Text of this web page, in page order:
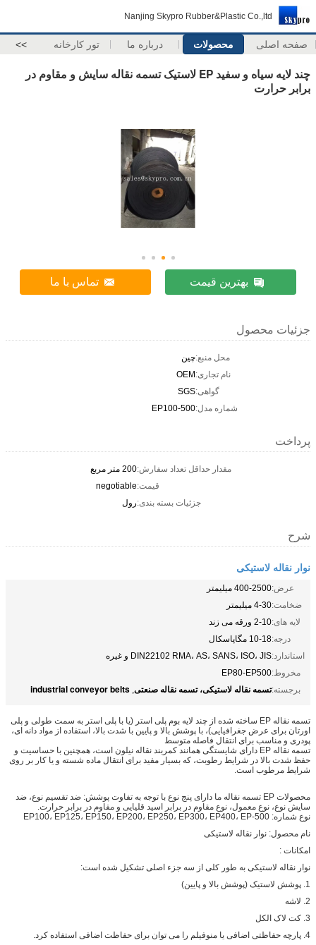
Nanjing Skypro Rubber&Plastic Co.,ltd
صفحه اصلی محصولات درباره ما تور کارخانه >>
چند لایه سیاه و سفید EP لاستیک تسمه نقاله سایش و مقاوم در
برابر حرارت
بهترین قیمت تماس با ما
جزئیات محصول
محل منبع:چین
نام تجاری:OEM
گواهی:SGS
شماره مدل:EP100-500
پرداخت
مقدار حداقل تعداد سفارش:200 متر مربع
قیمت:negotiable
جزئیات بسته بندی:رول
شرح
نوار نقاله لاستیکی
عرض:400-2500 میلیمتر
ضخامت:4-30 میلیمتر
لایه های:2-10 ورقه می زند
درجه:10-18 مگاپاسکال
استاندارد:DIN22102 RMA، AS، SANS، ISO، JIS و غیره
مخروط:EP80-EP500
برجسته:تسمه نقاله لاستیکی، تسمه نقاله صنعتی,
industrial conveyor belts
تسمه نقاله EP ساخته شده از چند لایه بوم پلی استر (یا با پلی استر به سمت طولی و پلی
اورتان برای عرض جغرافیایی)، با پوشش بالا و پایین با شدت بالا، استفاده از مواد دانه ای،
پودری و مناسب برای انتقال فاصله متوسط
تسمه نقاله EP دارای شایستگی همانند کمربند نقاله نیلون است، همچنین با حساسیت و
حفظ شدت بالا در شرایط رطوبت، که بسیار مفید برای انتقال ماده شسته و یا کار بر روی
شرایط مرطوب است.
محصولات EP تسمه نقاله ما دارای پنج نوع با توجه به تفاوت پوشش: ضد تقسیم نوع، ضد
سایش نوع، نوع معمول، نوع مقاوم در برابر اسید قلیایی و مقاوم در برابر حرارت.
نوع شماره: EP100، EP125، EP150، EP200، EP250، EP300، EP400، EP-500
نام محصول: نوار نقاله لاستیکی
امکانات :
نوار نقاله لاستیکی به طور کلی از سه جزء اصلی تشکیل شده است:
1. پوشش لاستیک (پوشش بالا و پایین)
2. لاشه
3. کت لاک الکل
4. پارچه حفاظتی اضافی یا منوفیلم را می توان برای حفاظت اضافی استفاده کرد.